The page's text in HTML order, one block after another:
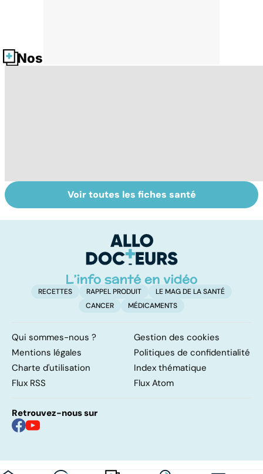
Nos fiches santé
Tout savoir sur
les infections
Inflammation des
amygdales : que
d'angine ?
Voir toutes les fiches santé
RECETTES RAPPEL PRODUIT
LE MAG DE LA SANTÉ
CANCER
MÉDICAMENTS
Qui sommes-nous ?
Gestion des cookies
Mentions légales
Politiques de confidentialité
Charte d'utilisation
Index thématique
Flux RSS
Flux Atom
Retrouvez-nous sur